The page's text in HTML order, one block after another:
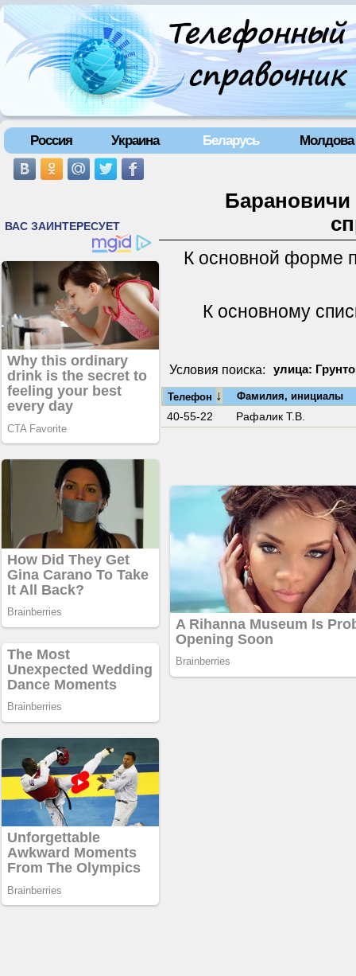
Россия Украина Беларусь Молдова
Барановичи
К основной форме
К основному
Условия поиска: улица:
Телефон ↓ Фамилия, инициалы
40-55-22 Рафалик Т.В.